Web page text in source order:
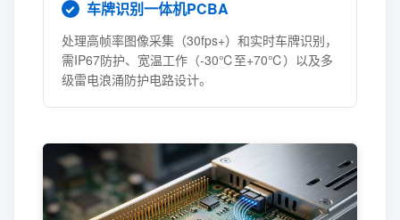
车牌识别一体机PCBA
处理高帧率图像采集（30fps+）和实时车牌识别，
需IP67防护、宽温工作（-30℃至+70℃）以及多
级雷电浪涌防护电路设计。